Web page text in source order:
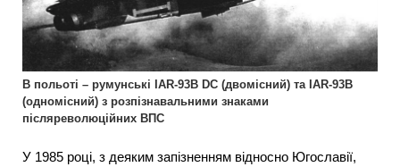
В польоті – румунські IAR-93B DC (двомісний) та IAR-93B
(одномісний) з розпізнавальними знаками
післяреволюційних ВПС
У 1985 році, з деяким запізненням відносно Югославії,